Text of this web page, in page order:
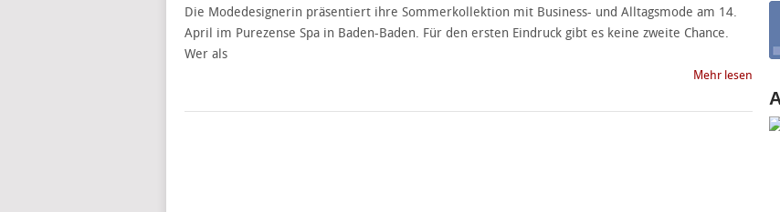
Die Modedesignerin präsentiert ihre Sommerkollektion mit Business- und Alltagsmode am 14.
April im Purezense Spa in Baden-Baden. Für den ersten Eindruck gibt es keine zweite Chance.
Wer als
Mehr lesen